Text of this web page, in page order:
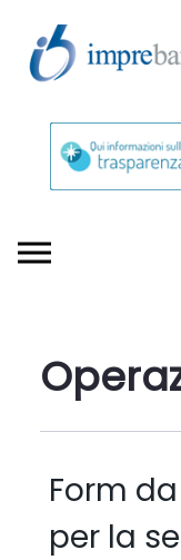
Skip to Main Content
Form
per la